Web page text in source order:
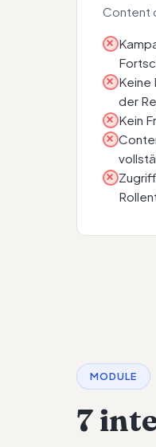
Content
Keine
der
Kein
MODULE
7